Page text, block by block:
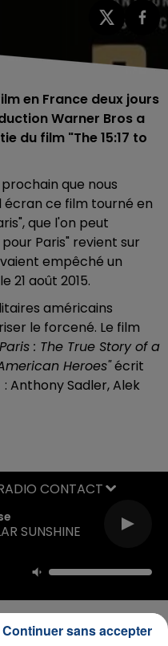
en France deux jours
Warner Bros a
du film "The 15:17 to
que nous
ce film tourné en
que l'on peut
Paris" revient sur
empêché un
21 août 2015.
américains
le forcené. Le film
: The True Story of a
Heroes"écrit
Anthony Sadler, Alek
SUNSHINE
CONTACT
Continuer sans accepter